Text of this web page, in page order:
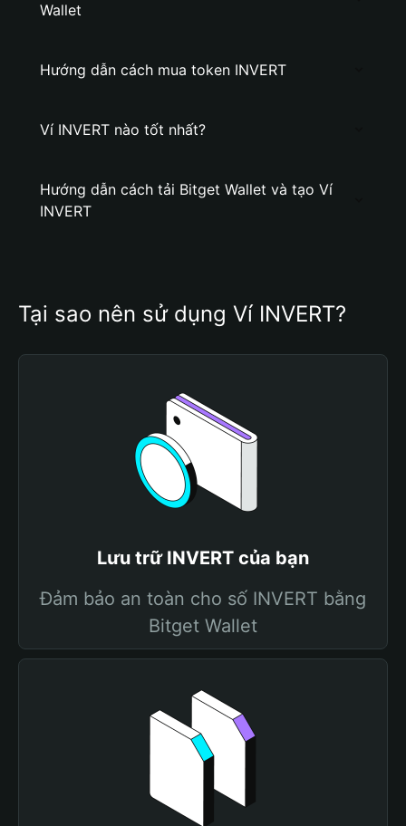
Wallet
Hướng dẫn cách mua token INVERT
Ví INVERT nào tốt nhất?
Hướng dẫn cách tải Bitget Wallet và tạo Ví
INVERT
Tại sao nên sử dụng Ví INVERT?
Lưu trữ INVERT của bạn
Đảm bảo an toàn cho số INVERT bằng
Bitget Wallet